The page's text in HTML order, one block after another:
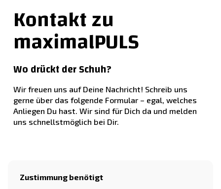
Kontakt zu
maximalPULS
Wo drückt der Schuh?
Wir freuen uns auf Deine Nachricht! Schreib uns
gerne über das folgende Formular – egal, welches
Anliegen Du hast. Wir sind für Dich da und melden
uns schnellstmöglich bei Dir.
Zustimmung benötigt